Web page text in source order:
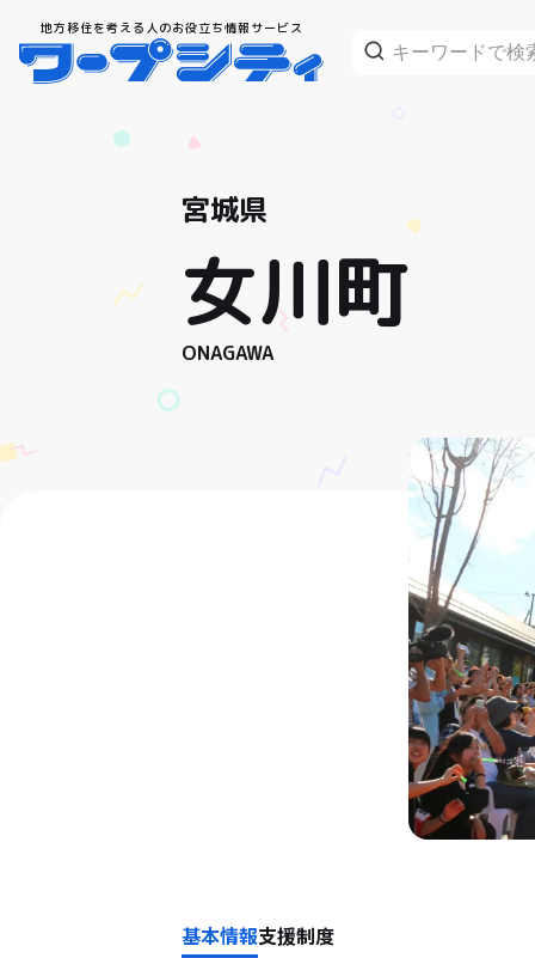
地方移住を考える人のお役立ち情報サービス
宮城県
女川町
ONAGAWA
基本情報支援制度